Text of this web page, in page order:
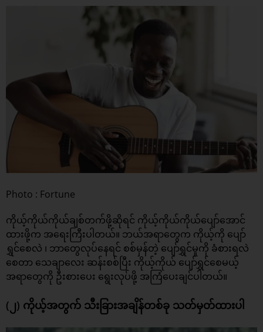
Photo : Fortune
ကိုယ့်ကိုယ်ကိုယ်ချစ်တက်ဖို့ဆိုရင် ကိုယ့်ကိုယ်ကိုယ်ပျော်အောင်
ထားဖို့က အရေးကြီးပါတယ်။ ဘယ်အရာတွေက ကိုယ့်ကို ပျော်
ရွှင်စေလဲ ၊ ဘာတွေလုပ်နေရင် စစ်မှန်တဲ့ ပျော်ရွှင်မှုကို ခံစားရလဲ
စေတာ သေချာလေး ဆန်းစစ်ပြီး ကိုယ့်ကိုယ် ပျော်ရွှင်စေမယ့်
အရာတွေကို ဦးစားပေး ရွေးလုပ်ဖို့ အကြံပေးချင်ပါတယ်။
(၂) ကိုယ့်အတွက် သီးခြားအချိန်တစ်ခု သတ်မှတ်ထားပါ